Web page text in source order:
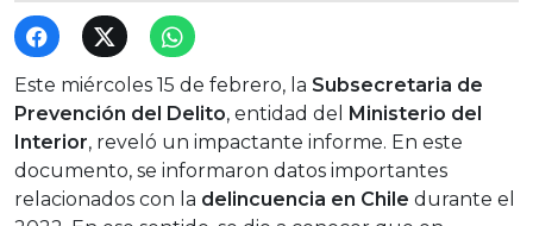
Este miércoles 15 de febrero, la Subsecretaria de
Prevención del Delito, entidad del
Ministerio del
Interior, reveló un impactante informe. En este
documento, se informaron datos importantes
relacionados con la delincuencia en Chile durante el